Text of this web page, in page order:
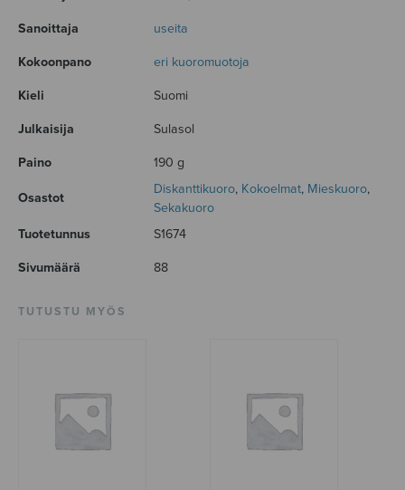
Sanoittaja useita
Kokoonpano eri kuoromuotoja
Kieli Suomi
Julkaisija Sulasol
Paino 190 g
Osastot
Diskanttikuoro, Kokoelmat, Mieskuoro,
Sekakuoro
Tuotetunnus
S1674
Sivumäärä 88
TUTUSTU MYÖS